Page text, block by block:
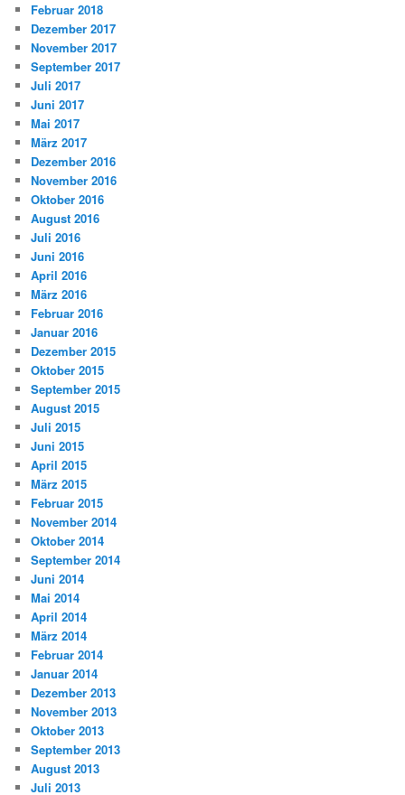
Februar 2018
Dezember 2017
November 2017
September 2017
Juli 2017
Juni 2017
Mai 2017
März 2017
Dezember 2016
November 2016
Oktober 2016
August 2016
Juli 2016
Juni 2016
April 2016
März 2016
Februar 2016
Januar 2016
Dezember 2015
Oktober 2015
September 2015
August 2015
Juli 2015
Juni 2015
April 2015
März 2015
Februar 2015
November 2014
Oktober 2014
September 2014
Juni 2014
Mai 2014
April 2014
März 2014
Februar 2014
Januar 2014
Dezember 2013
November 2013
Oktober 2013
September 2013
August 2013
Juli 2013